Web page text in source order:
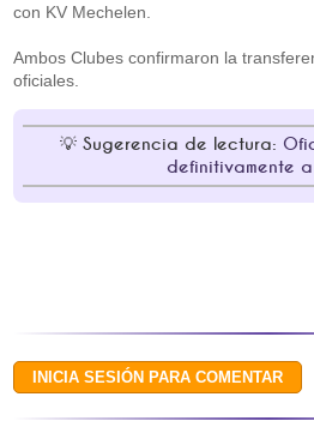
con KV Mechelen.
Ambos Clubes confirmaron la
oficiales.
Sugerencia de lectura:
definitivamente